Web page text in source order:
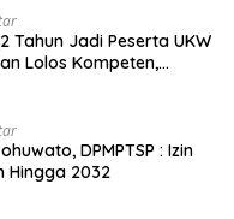
Tahun Jadi Peserta UKW
Lolos Kompeten,
DPMPTSP : Izin
Hingga 2032